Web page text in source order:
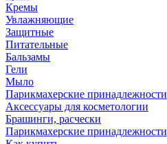
Кремы
Увлажняющие
Защитные
Питательные
Бальзамы
Гели
Мыло
Парикмахерские принадлежности
Аксессуары для косметологии
Брашинги, расчески
Парикмахерские принадлежности